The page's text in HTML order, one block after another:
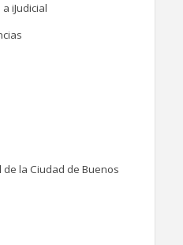
iJudicial
de la Ciudad de Buenos